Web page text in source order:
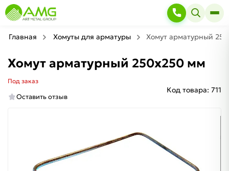
Главная Хомуты для арматуры Хомут арматурный
Хомут арматурный 250х250 мм
Под заказ
Оставить отзыв
Код товара: 711